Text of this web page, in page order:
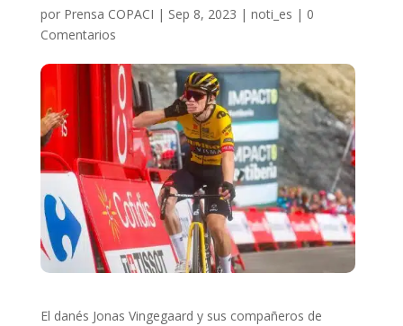
por Prensa COPACI | Sep 8, 2023 | noti_es | 0
Comentarios
El danés Jonas Vingegaard y sus compañeros de